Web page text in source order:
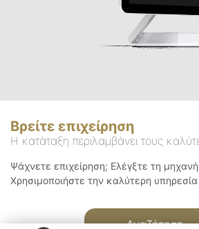
Βρείτε επιχείρηση
Η κατάταξη περιλαμβάνει τους
Ψάχνετε επιχείρηση; Ελέγξτε τη
Χρησιμοποιήστε την καλύτερη υπηρεσία
Αναζήτηση